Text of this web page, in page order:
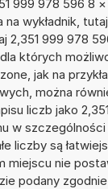
999 978 596 8 ×
wykładnik,
2,351 999 978
których
jak na
można
liczb jako
w
liczby są
miejscu nie
podany